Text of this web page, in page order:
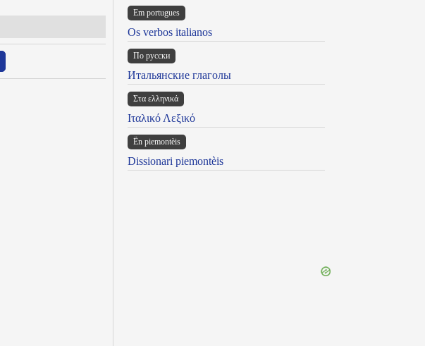
Em portugues
Os verbos italianos
По русски
Итальянские глаголы
Στα ελληνικά
Ιταλικό Λεξικό
Ën piemontèis
Dissionari piemontèis